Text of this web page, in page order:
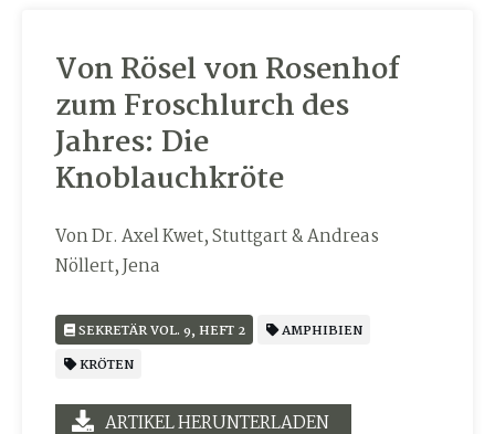
Von Rösel von Rosenhof
zum Froschlurch des
Jahres: Die
Knoblauchkröte
Von Dr. Axel Kwet, Stuttgart & Andreas
Nöllert, Jena
SEKRETÄR VOL. 9, HEFT 2
AMPHIBIEN
KRÖTEN
ARTIKEL HERUNTERLADEN